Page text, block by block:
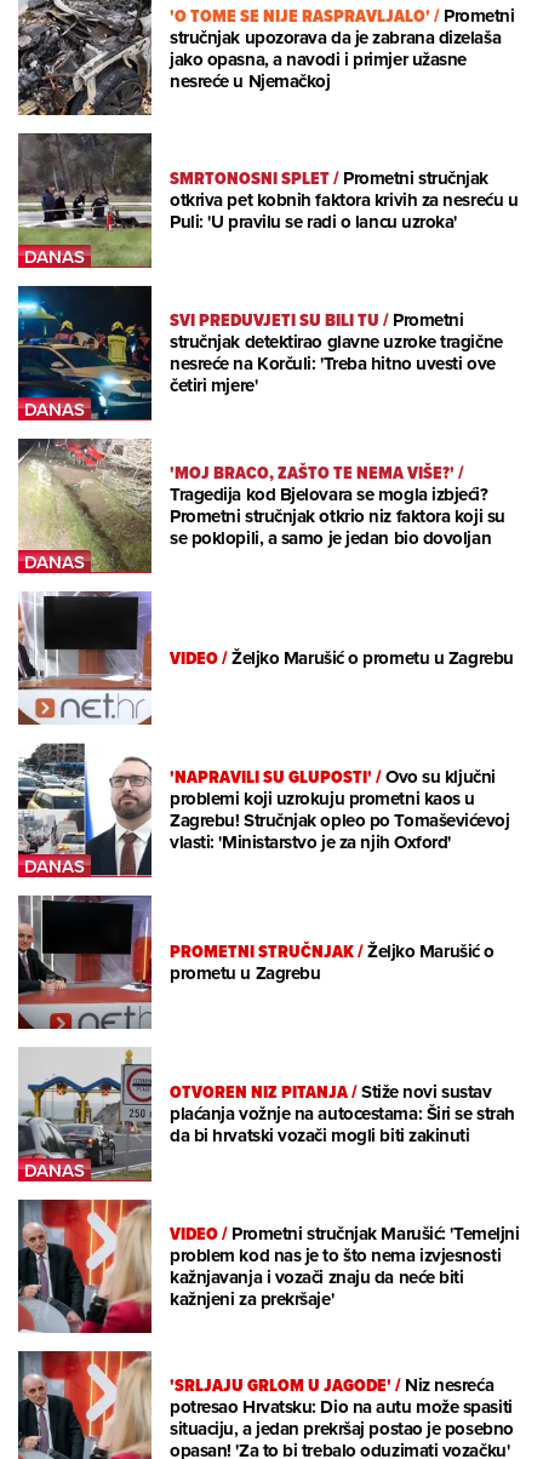
'O TOME SE NIJE RASPRAVLJALO'/Prometni
stručnjak upozorava da je zabrana dizelaša
jako opasna, a navodi i primjer užasne
nesreće u Njemačkoj
SMRTONOSNI SPLET/Prometni stručnjak
otkriva pet kobnih faktora krivih za nesreću u
Puli: 'U pravilu se radi o lancu uzroka'
SVI PREDUVJETI SU BILI TU/Prometni
stručnjak detektirao glavne uzroke tragične
nesreće na Korčuli: 'Treba hitno uvesti ove
četiri mjere'
'MOJ BRACO, ZAŠTO TE NEMA VIŠE?'/
Tragedija kod Bjelovara se mogla izbjeći?
Prometni stručnjak otkrio niz faktora koji su
se poklopili, a samo je jedan bio dovoljan
VIDEO/Željko Marušić o prometu u Zagrebu
'NAPRAVILI SU GLUPOSTI'/Ovo su ključni
problemi koji uzrokuju prometni kaos u
Zagrebu! Stručnjak opleo po Tomaševićevoj
vlasti: 'Ministarstvo je za njih Oxford'
PROMETNI STRUČNJAK/Željko Marušić o
prometu u Zagrebu
OTVOREN NIZ PITANJA/Stiže novi sustav
plaćanja vožnje na autocestama: Širi se strah
da bi hrvatski vozači mogli biti zakinuti
VIDEO/Prometni stručnjak Marušić: 'Temeljni
problem kod nas je to što nema izvjesnosti
kažnjavanja i vozači znaju da neće biti
kažnjeni za prekršaje'
'SRLJAJU GRLOM U JAGODE'/Niz nesreća
potresao Hrvatsku: Dio na autu može spasiti
situaciju, a jedan prekršaj postao je posebno
opasan! 'Za to bi trebalo oduzimati vozačku'